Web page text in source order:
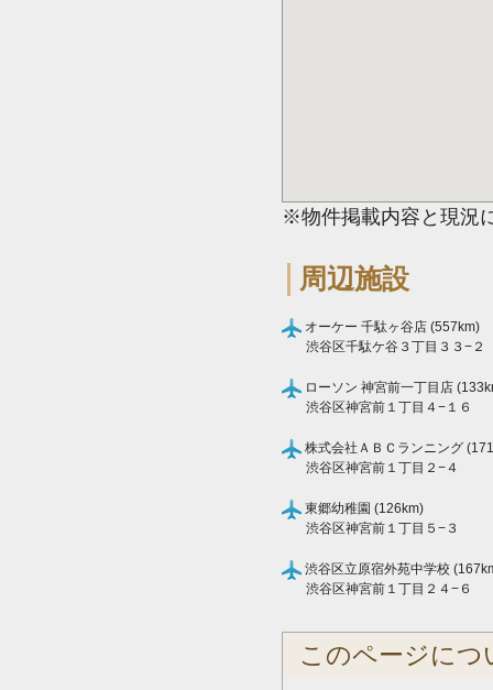
※物件掲載内容と現況
周辺施設
オーケー 千駄ヶ谷店 (557km)
渋谷区千駄ケ谷３丁目３３−２
ローソン 神宮前一丁目店
渋谷区神宮前１丁目４−１６
株式会社ＡＢＣランニング
渋谷区神宮前１丁目２−４
東郷幼稚園 (126km)
渋谷区神宮前１丁目５−３
渋谷区立原宿外苑中学校
渋谷区神宮前１丁目２４−６
このページにつ